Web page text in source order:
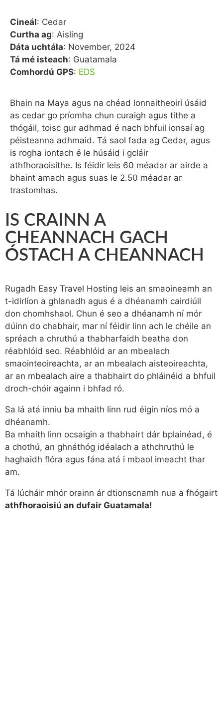
Cineál: Cedar
Curtha ag: Aisling
Dáta uchtála: November, 2024
Tá mé isteach: Guatamala
Comhordú GPS: EDS
Bhain na Maya agus na chéad lonnaitheoirí úsáid
as cedar go príomha chun curaigh agus tithe a
thógáil, toisc gur adhmad é nach bhfuil ionsaí ag
péisteanna adhmaid. Tá saol fada ag Cedar, agus
is rogha iontach é le húsáid i gcláir
athfhoraoisithe. Is féidir leis 60 méadar ar airde a
bhaint amach agus suas le 2.50 méadar ar
trastomhas.
IS CRAINN A
CHEANNACH GACH
ÓSTACH A CHEANNACH
Rugadh Easy Travel Hosting leis an smaoineamh an
t-idirlíon a ghlanadh agus é a dhéanamh cairdiúil
don chomhshaol. Chun é seo a dhéanamh ní mór
dúinn do chabhair, mar ní féidir linn ach le chéile an
spréach a chruthú a thabharfaidh beatha don
réabhlóid seo. Réabhlóid ar an mbealach
smaointeoireachta, ar an mbealach aisteoireachta,
ar an mbealach aire a thabhairt do phláinéid a bhfuil
droch-chóir againn i bhfad ró.
Sa lá atá inniu ba mhaith linn rud éigin níos mó a
dhéanamh.
Ba mhaith linn ocsaigin a thabhairt dár bplainéad, é
a chothú, an ghnáthóg idéalach a athchruthú le
haghaidh flóra agus fána atá i mbaol imeacht thar
am.
Tá lúcháir mhór orainn ár dtionscnamh nua a fhógairt
athfhoraoisiú an dufair Guatamala!